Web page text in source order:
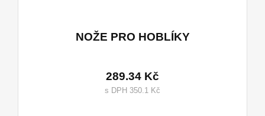
NOŽE PRO HOBLÍKY
289.34 Kč
s DPH 350.1 Kč